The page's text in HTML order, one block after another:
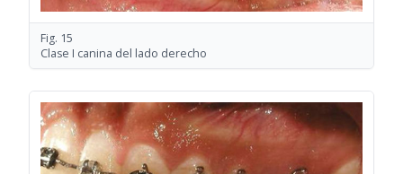
Fig. 15
Clase I canina del lado derecho